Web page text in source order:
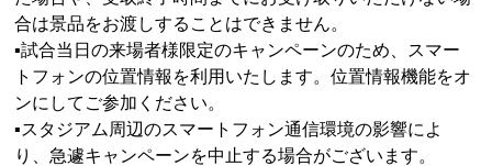
合は景品をお渡しすることはできません。
▪試合当日の来場者様限定のキャンペーンのため、スマー
トフォンの位置情報を利用いたします。位置情報機能をオ
ンにしてご参加ください。
▪スタジアム周辺のスマートフォン通信環境の影響によ
り、急遽キャンペーンを中止する場合がございます。